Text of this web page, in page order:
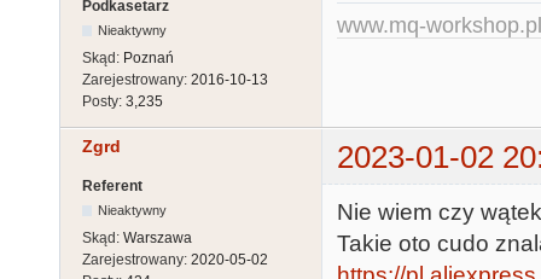
Podkasetarz
Nieaktywny
Skąd: Poznań
Zarejestrowany: 2016-10-13
Posty: 3,235
www.mq-workshop.pl
Zgrd 2023-01-02
Referent
Nieaktywny
Skąd: Warszawa
Zarejestrowany: 2020-05-02
Nie wiem czy
Takie oto cudo